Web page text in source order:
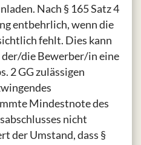
Nach § 165 Satz 4
entbehrlich, wenn die
fehlt. Dies kann
der/die Bewerber/in eine
2 GG zulässigen
Mindestnote des
nicht
der Umstand, dass §